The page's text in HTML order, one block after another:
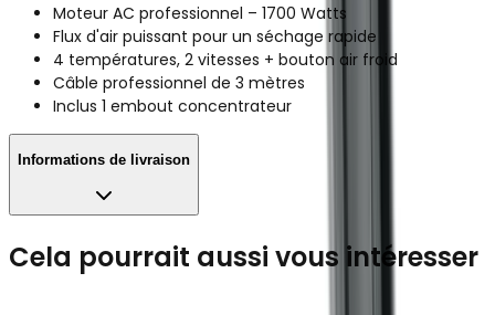
Moteur AC professionnel – 1700 Watts
Flux d'air puissant pour un séchage rapide
4 températures, 2 vitesses + bouton air froid
Câble professionnel de 3 mètres
Inclus 1 embout concentrateur
Informations de livraison
Cela pourrait aussi vous intéresser